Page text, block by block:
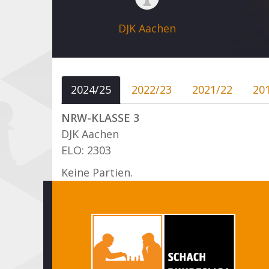
DJK Aachen
2024/25 2022/23 2021/22
NRW-KLASSE 3
DJK Aachen
ELO: 2303
Keine Partien.